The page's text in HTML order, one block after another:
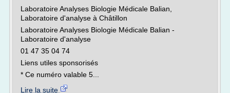
Laboratoire Analyses Biologie Médicale Balian,
Laboratoire d'analyse à Châtillon
Laboratoire Analyses Biologie Médicale Balian -
Laboratoire d'analyse
01 47 35 04 74
Liens utiles sponsorisés
* Ce numéro valable 5...
Lire la suite